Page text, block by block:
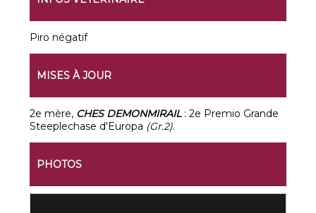
Piro négatif
MISES À JOUR
2e mère, CHES DEMONMIRAIL: 2e Premio Grande
Steeplechase d'Europa (Gr.2).
PHOTOS